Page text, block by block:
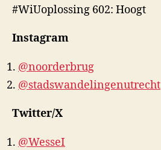
#WiUoplossing 602: Hoogt
Instagram
@noorderbrug
@stadswandelingenutrecht
Twitter/X
@WesseI